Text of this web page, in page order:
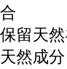
合
保留天
天然成